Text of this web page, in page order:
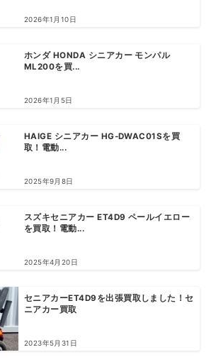
2026年1月10日
ホンダ HONDA シニアカー モンパル
ML200を買...
2026年1月5日
HAIGE シニアカー HG-DWAC01Sを買
取！電動...
2025年9月8日
スズキセニアカー ET4D9 ペールイエロー
を買取！電動...
2025年4月20日
セニアカーET4D9を出張買取しました！セ
ニアカー買取
2023年5月31日